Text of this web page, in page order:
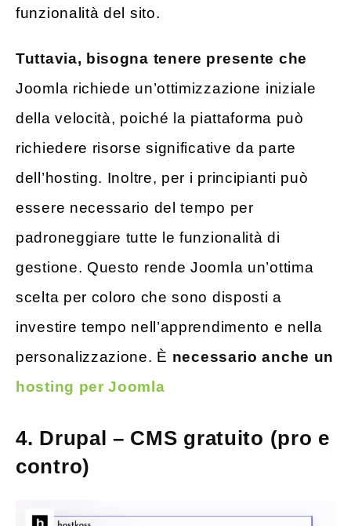
funzionalità del sito.
Tuttavia, bisogna tenere presente che
Joomla richiede un’ottimizzazione iniziale
della velocità, poiché la piattaforma può
richiedere risorse significative da parte
dell’hosting. Inoltre, per i principianti può
essere necessario del tempo per
padroneggiare tutte le funzionalità di
gestione. Questo rende Joomla un’ottima
scelta per coloro che sono disposti a
investire tempo nell’apprendimento e nella
personalizzazione. È necessario anche un
hosting per Joomla
4. Drupal – CMS gratuito (pro e
contro)